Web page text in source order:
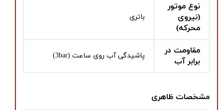
نوع موتور
(نیروی
محرکه)
باتری
مقاومت در
برابر آب
پاشیدگی آب روی ساعت (3bar)
مشخصات ظاهری